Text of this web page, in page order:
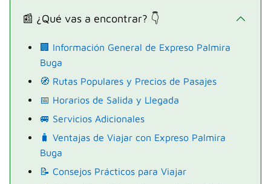
📰 ¿Qué vas a encontrar? 👇
🏢 Información General de Expreso Palmira
Buga
🧭 Rutas Populares y Precios de Pasajes
📅 Horarios de Salida y Llegada
🚐 Servicios Adicionales
🧳 Ventajas de Viajar con Expreso Palmira
Buga
📝 Consejos Prácticos para Viajar